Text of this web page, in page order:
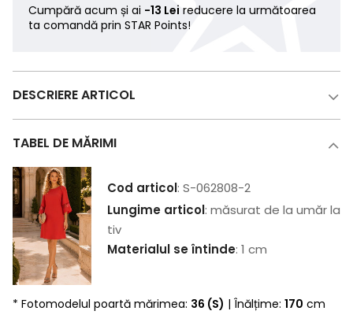
Cumpără acum și ai -13 Lei reducere la următoarea
ta comandă prin STAR Points!
DESCRIERE ARTICOL
TABEL DE MĂRIMI
Cod articol: S-062808-2
Lungime articol: măsurat de la umăr la
tiv
Materialul se întinde: 1 cm
* Fotomodelul poartă mărimea: 36 (S) | Înălțime: 170 cm